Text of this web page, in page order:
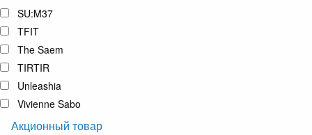
SU:M37
TFIT
The Saem
TIRTIR
Unleashia
Vivienne Sabo
Акционный товар